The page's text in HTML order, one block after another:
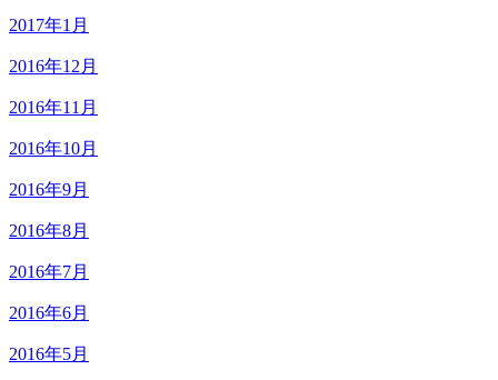
2017年1月
2016年12月
2016年11月
2016年10月
2016年9月
2016年8月
2016年7月
2016年6月
2016年5月